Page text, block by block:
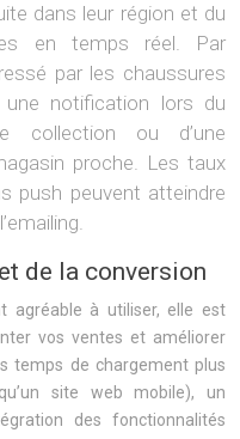
dans leur région et du
en temps réel. Par
par les chaussures
notification lors du
collection ou d’une
proche. Les taux
push peuvent atteindre
de la conversion
agréable à utiliser, elle est
vos ventes et améliorer
temps de chargement plus
site web mobile), un
des fonctionnalités